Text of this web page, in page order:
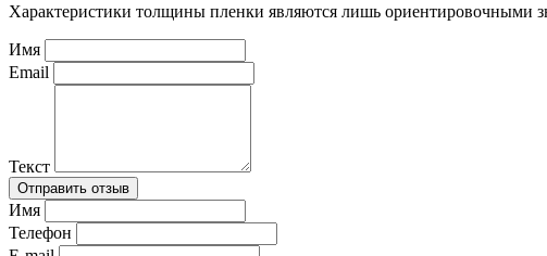
Характеристики толщины пленки являются лишь ориентировочными
Имя
Email
Текст
Имя
Телефон